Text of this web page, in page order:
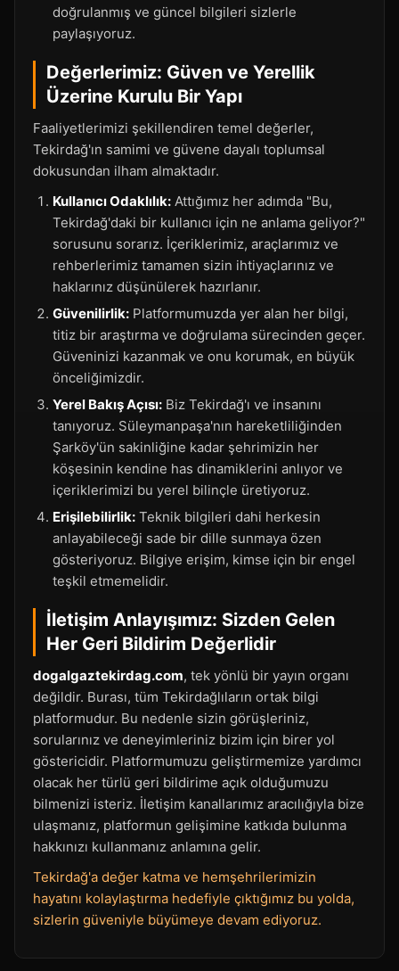
doğrulanmış ve güncel bilgileri sizlerle
paylaşıyoruz.
Değerlerimiz: Güven ve Yerellik
Üzerine Kurulu Bir Yapı
Faaliyetlerimizi şekillendiren temel değerler,
Tekirdağ'ın samimi ve güvene dayalı toplumsal
dokusundan ilham almaktadır.
Kullanıcı Odaklılık: Attığımız her adımda "Bu,
Tekirdağ'daki bir kullanıcı için ne anlama geliyor?"
sorusunu sorarız. İçeriklerimiz, araçlarımız ve
rehberlerimiz tamamen sizin ihtiyaçlarınız ve
haklarınız düşünülerek hazırlanır.
Güvenilirlik: Platformumuzda yer alan her bilgi,
titiz bir araştırma ve doğrulama sürecinden geçer.
Güveninizi kazanmak ve onu korumak, en büyük
önceliğimizdir.
Yerel Bakış Açısı: Biz Tekirdağ'ı ve insanını
tanıyoruz. Süleymanpaşa'nın hareketliliğinden
Şarköy'ün sakinliğine kadar şehrimizin her
köşesinin kendine has dinamiklerini anlıyor ve
içeriklerimizi bu yerel bilinçle üretiyoruz.
Erişilebilirlik: Teknik bilgileri dahi herkesin
anlayabileceği sade bir dille sunmaya özen
gösteriyoruz. Bilgiye erişim, kimse için bir engel
teşkil etmemelidir.
İletişim Anlayışımız: Sizden Gelen
Her Geri Bildirim Değerlidir
dogalgaztekirdag.com, tek yönlü bir yayın organı
değildir. Burası, tüm Tekirdağlıların ortak bilgi
platformudur. Bu nedenle sizin görüşleriniz,
sorularınız ve deneyimleriniz bizim için birer yol
göstericidir. Platformumuzu geliştirmemize yardımcı
olacak her türlü geri bildirime açık olduğumuzu
bilmenizi isteriz. İletişim kanallarımız aracılığıyla bize
ulaşmanız, platformun gelişimine katkıda bulunma
hakkınızı kullanmanız anlamına gelir.
Tekirdağ'a değer katma ve hemşehrilerimizin
hayatını kolaylaştırma hedefiyle çıktığımız bu yolda,
sizlerin güveniyle büyümeye devam ediyoruz.